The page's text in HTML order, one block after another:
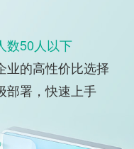
数50人以下
业的高性价比选择
部署，快速上手